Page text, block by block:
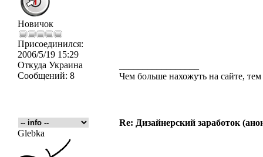
Новичок
Присоединился:
2006/5/19 15:29
Откуда Украина
Сообщений: 8
Чем больше нахожуть на сайте,
Re: Дизайнерский заработок
Glebka